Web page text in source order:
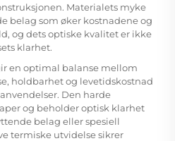
Materialets myke
belag som øker kostnadene og
og dets optiske kvalitet er ikke
klarhet.
en optimal balanse mellom
holdbarhet og levetidskostnad
Den harde
og beholder optisk klarhet
belag eller spesiell
termiske utvidelse sikrer